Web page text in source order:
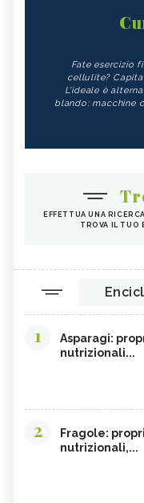
Fate esercizio
cellulite?
L'ideale è
blando: macchine
EFFETTUA UNA
TROVA IL TUO
1
Asparagi:
nutrizionali...
2
Fragole:
nutrizionali,...